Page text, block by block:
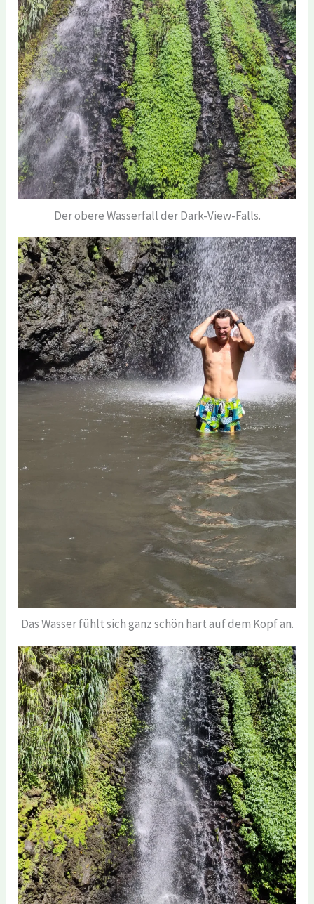
Der obere Wasserfall der Dark-View-Falls.
Das Wasser fühlt sich ganz schön hart auf dem Kopf an.